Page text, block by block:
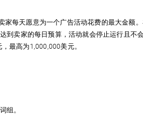
每天愿意为一个广告活动花费的最大金额
卖家的每日预算，活动就会停止运行且不
最高为1,000,000美元。
组。